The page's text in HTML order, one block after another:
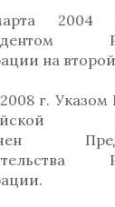
2004
на
г. Указом